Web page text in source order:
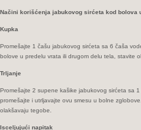
Načini korišćenja jabukovog sirćeta kod bolova
Kupka
Promešajte 1 čašu jabukovog sirćeta sa 6 čaša
bolove u predelu vrata ili drugom delu tela, stavite
Trljanje
Promešajte 2 supene kašike jabukovog sirćeta sa
promešajte i utrljavajte ovu smesu u bolne
olakšavaju tegobe.
Isceljujući napitak